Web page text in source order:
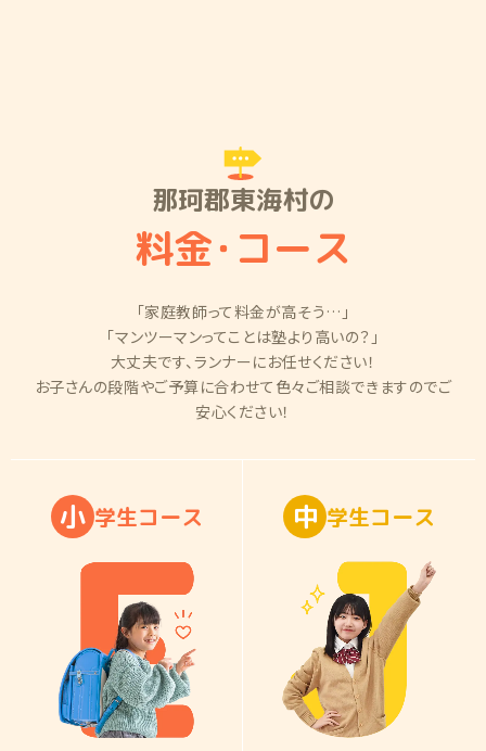
那珂郡東海村の
料金・コース
「家庭教師って料金が高そう…」
「マンツーマンってことは塾より高いの？」
大丈夫です、ランナーにお任せください！
お子さんの段階やご予算に合わせて色々ご相談できますのでご
安心ください！
小 学生コース 中 学生コース